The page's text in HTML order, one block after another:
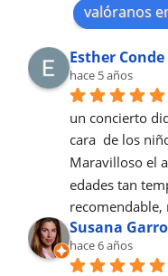
valóranos
Esther
hace 5 años
un concierto
cara  de los
Maravilloso el
edades tan
recomendable,
Susana
hace 6 años